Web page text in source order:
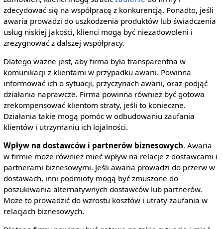
zdecydować się na współpracę z konkurencją. Ponadto, jeśli
awaria prowadzi do uszkodzenia produktów lub świadczenia
usług niskiej jakości, klienci mogą być niezadowoleni i
zrezygnować z dalszej współpracy.
Dlatego ważne jest, aby firma była transparentna w
komunikacji z klientami w przypadku awarii. Powinna
informować ich o sytuacji, przyczynach awarii, oraz podjąć
działania naprawcze. Firma powinna również być gotowa
zrekompensować klientom straty, jeśli to konieczne.
Działania takie mogą pomóc w odbudowaniu zaufania
klientów i utrzymaniu ich lojalności.
Wpływ na dostawców i partnerów biznesowych. Awaria
w firmie może również mieć wpływ na relacje z dostawcami i
partnerami biznesowymi. Jeśli awaria prowadzi do przerw w
dostawach, inni podmioty mogą być zmuszone do
poszukiwania alternatywnych dostawców lub partnerów.
Może to prowadzić do wzrostu kosztów i utraty zaufania w
relacjach biznesowych.